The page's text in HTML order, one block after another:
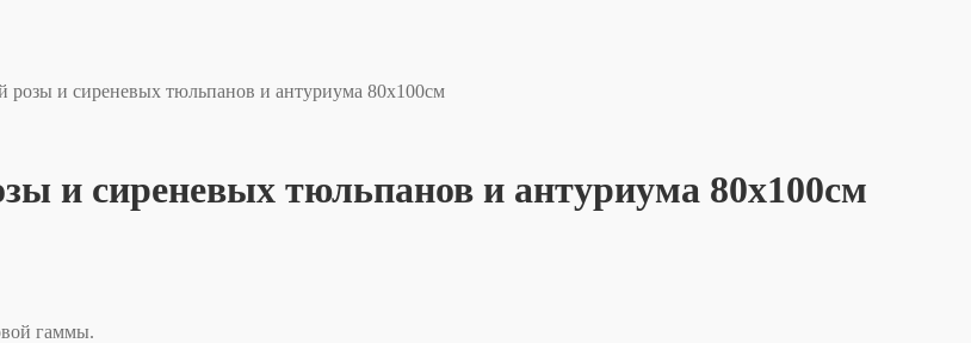
и сиреневых тюльпанов и антуриума 80х100см
и сиреневых тюльпанов и антуриума 80х100см
гаммы.